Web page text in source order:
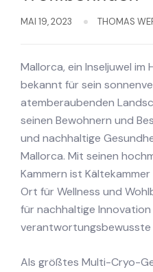
MAI 19, 2023 THOMAS
Mallorca, ein Inseljuwel
bekannt für sein
atemberaubenden
seinen Bewohnern und
und nachhaltige
Mallorca. Mit seinen
Kammern ist
Ort für Wellness und
für nachhaltige Innovation
verantwortungsbewusste
Als größtes Multi-Cryo-